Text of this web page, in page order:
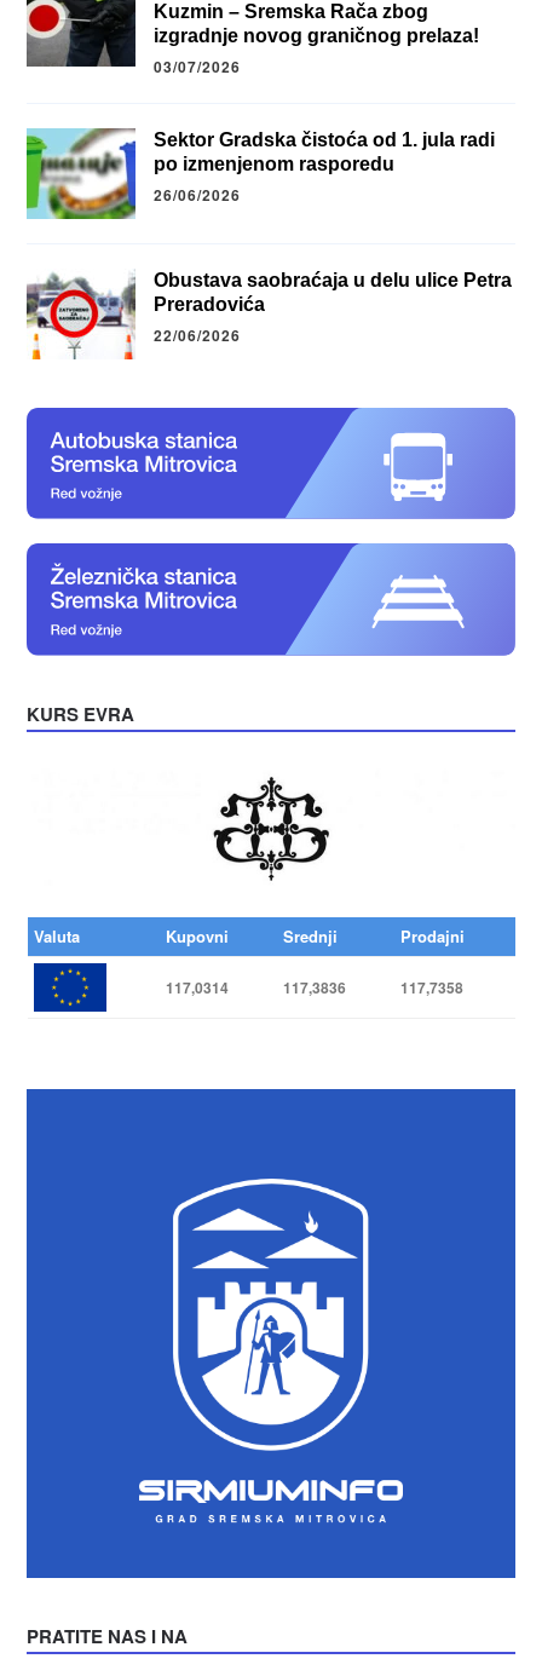
Kuzmin – Sremska Rača zbog
izgradnje novog graničnog prelaza!
03/07/2026
Sektor Gradska čistoća od 1. jula radi
po izmenjenom rasporedu
26/06/2026
Obustava saobraćaja u delu ulice Petra
Preradovića
22/06/2026
KURS EVRA
Valuta Kupovni Srednji Prodajni
117,0314 117,3836 117,7358
PRATITE NAS I NA